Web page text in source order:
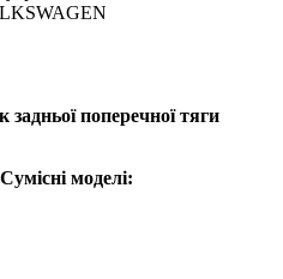
поперечної тяги